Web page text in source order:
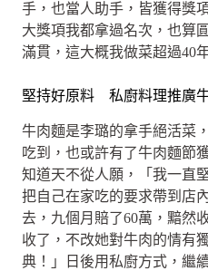
手，也當人助手，皆獲得獎
大獎項我都拿過名次，也算
滿貫，這大概我做菜超過40
堅持好原料 私廚料理推廣
牛肉麵是李璐的拿手絕活菜
吃到，也或許有了牛肉麵節
知道天不從人願，「我一直
把自己在家吃的要求帶到店
去，九個月賠了60萬，黯然
收了，不改她對牛肉的情有
典！」日後用私廚方式，繼